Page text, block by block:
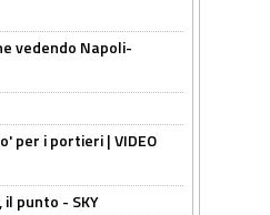
vedendo Napoli-
per i portieri | VIDEO
punto - SKY